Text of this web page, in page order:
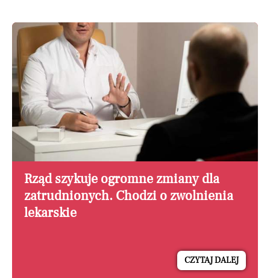
Rząd szykuje ogromne zmiany dla
zatrudnionych. Chodzi o zwolnienia
lekarskie
CZYTAJ DALEJ